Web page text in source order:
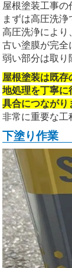
屋根塗装工事の
まずは高圧洗浄
高圧洗浄により
古い塗膜が完全
弱い部分は取り
屋根塗装は既存
地処理を丁寧に
具合につながり
非常に重要な工
下塗り作業